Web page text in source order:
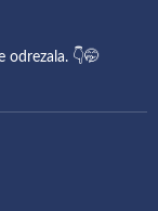
odrezala. 👇🤭